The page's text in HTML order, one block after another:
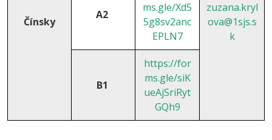
Čínsky
zuzana.kryl
ova@1sjs.s
k
A2
ms.gle/Xd5
5g8sv2anc
EPLN7
B1
https://for
ms.gle/siK
ueAjSriRyt
GQh9